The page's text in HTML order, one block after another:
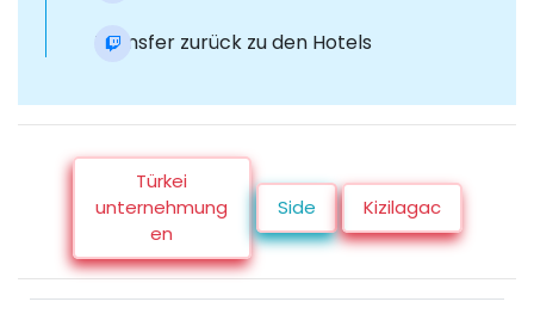
Transfer zurück zu den Hotels
Türkei
unternehmung
en
Side Kizilagac